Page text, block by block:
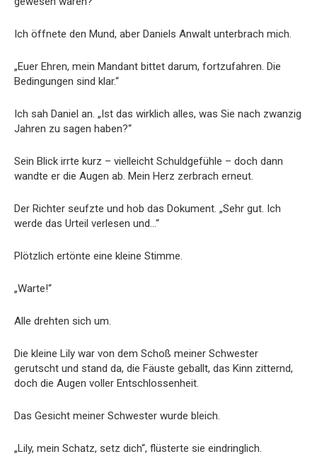
Ich öffnete den Mund, aber Daniels Anwalt unterbrach mich.
„Euer Ehren, mein Mandant bittet darum, fortzufahren. Die
Bedingungen sind klar.“
Ich sah Daniel an. „Ist das wirklich alles, was Sie nach zwanzig
Jahren zu sagen haben?“
Sein Blick irrte kurz – vielleicht Schuldgefühle – doch dann
wandte er die Augen ab. Mein Herz zerbrach erneut.
Der Richter seufzte und hob das Dokument. „Sehr gut. Ich
werde das Urteil verlesen und…“
Plötzlich ertönte eine kleine Stimme.
„Warte!“
Alle drehten sich um.
Die kleine Lily war von dem Schoß meiner Schwester
gerutscht und stand da, die Fäuste geballt, das Kinn zitternd,
doch die Augen voller Entschlossenheit.
Das Gesicht meiner Schwester wurde bleich.
„Lily, mein Schatz, setz dich“, flüsterte sie eindringlich.